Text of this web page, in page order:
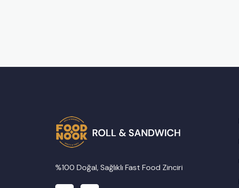
%100 Doğal, Sağlıklı Fast Food Zinciri